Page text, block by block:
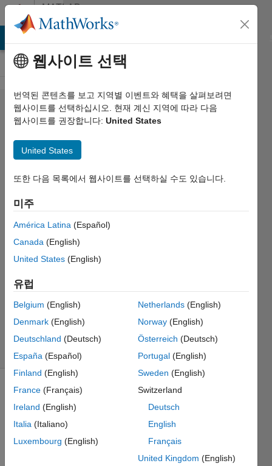
콘텐츠로 바로 가기
MATLAB
Answers
Checking
if 2 edges
in a graph
are
connected
2021 5월
14
1 답변
채택됨
시간: 2021
5월 14
조회 수:
13 (30일)
웹사이트 선택
번역된 콘텐츠를 보고 지역별 이벤트와 혜택을 살펴보려면
웹사이트를 선택하십시오. 현재 계신 지역에 따라 다음
웹사이트를 권장합니다: United States
United States
또한 다음 목록에서 웹사이트를 선택하실 수도 있습니다.
미주
América Latina (Español)
Canada (English)
United States (English)
유럽
Belgium (English)
Denmark (English)
Deutschland (Deutsch)
España (Español)
Finland (English)
France (Français)
Ireland (English)
Italia (Italiano)
Luxembourg (English)
Netherlands(English)
Norway(English)
Österreich (Deutsch)
Portugal(English)
Sweden (English)
Switzerland
Deutsch
English
Français
United Kingdom (English)